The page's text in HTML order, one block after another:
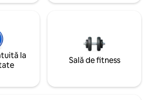
la
Sală de fitness